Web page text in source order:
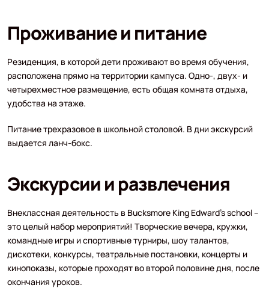
Проживание и питание
Резиденция, в которой дети проживают во время обучения,
расположена прямо на территории кампуса. Одно-, двух- и
четырехместное размещение, есть общая комната отдыха,
удобства на этаже.
Питание трехразовое в школьной столовой. В дни экскурсий
выдается ланч-бокс.
Экскурсии и развлечения
Внеклассная деятельность в Bucksmore King Edward’s school –
это целый набор мероприятий! Творческие вечера, кружки,
командные игры и спортивные турниры, шоу талантов,
дискотеки, конкурсы, театральные постановки, концерты и
кинопоказы, которые проходят во второй половине дня, после
окончания уроков.